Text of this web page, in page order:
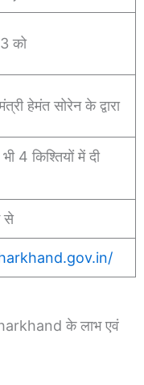
को
हेमंत सोरेन के द्वारा
4 किश्तियों में दी
से
के लाभ एवं